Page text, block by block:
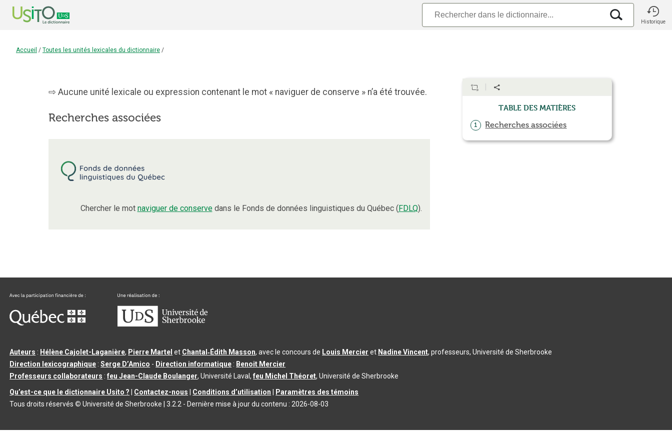
Historique
Accueil / Toutes les unités lexicales du dictionnaire /
Aucune unité lexicale ou expression contenant le mot « naviguer de conserve » n’a été trouvée.
Recherches associées
Chercher le mot naviguer de conservedans le Fonds de données linguistiques du Québec (FDLQ).
Table des matières
1 Recherches associées
Auteurs : Hélène Cajolet-Laganière, Pierre Martel et Chantal‑Édith Masson, avec le concours de Louis Mercier et Nadine Vincent, professeurs, Université de Sherbrooke
Direction lexicographique :Serge D’Amico - Direction informatique : Benoit Mercier
Professeurs collaborateurs :feu Jean-Claude Boulanger, Université Laval,feu Michel Théoret, Université de Sherbrooke
Qu’est-ce que le dictionnaire Usito ?
Contactez-nous Conditions d’utilisation
Paramètres des témoins
Tous droits réservés © Université de Sherbrooke |3.2.2 - Dernière mise à jour du contenu : 2026-08-03